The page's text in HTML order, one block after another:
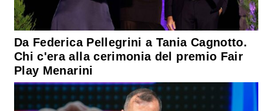
Da Federica Pellegrini a Tania Cagnotto.
Chi c'era alla cerimonia del premio Fair
Play Menarini